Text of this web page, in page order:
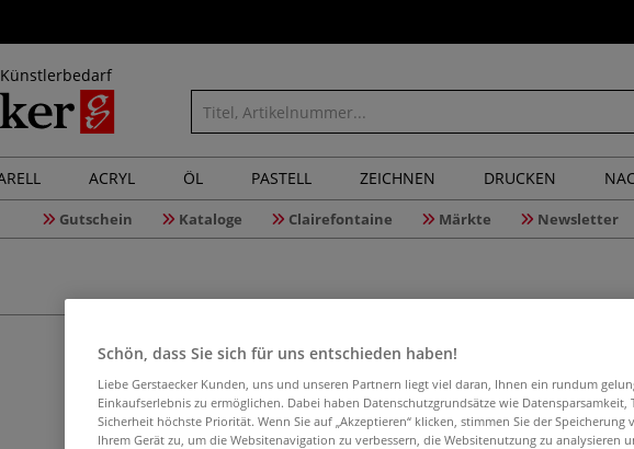
ACRYL ÖL PASTELL ZEICHNEN DRUCKEN
Gutschein Kataloge Clairefontaine Märkte Newsletter
Schön, dass Sie sich für uns entschieden haben!
Liebe Gerstaecker Kunden, uns und unseren Partnern liegt viel daran, Ihnen ein rundum
Einkaufserlebnis zu ermöglichen. Dabei haben Datenschutzgrundsätze wie Datensparsamkeit,
Sicherheit höchste Priorität. Wenn Sie auf „Akzeptieren“ klicken, stimmen Sie der Speicherung
Ihrem Gerät zu, um die Websitenavigation zu verbessern, die Websitenutzung zu analysieren